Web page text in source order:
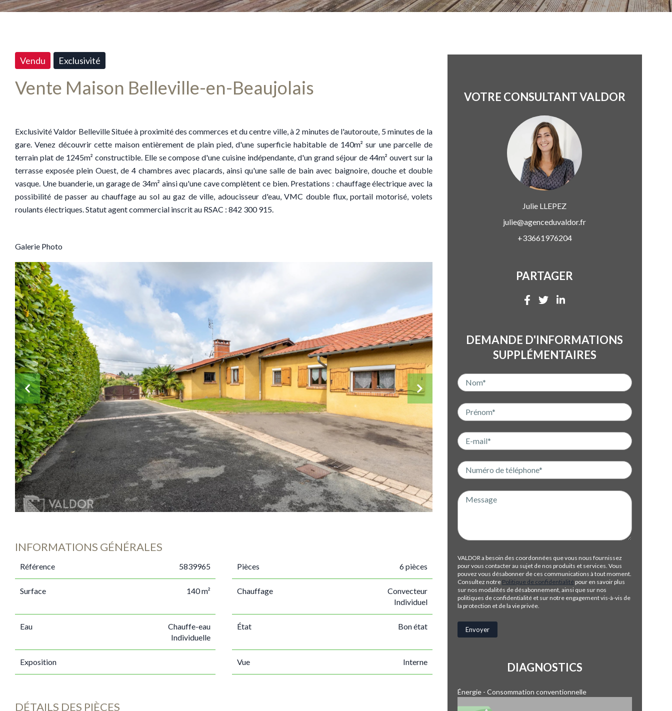
Vendu Exclusivité
Vente Maison Belleville-en-Beaujolais
Exclusivité Valdor Belleville Située à proximité des commerces et du centre ville, à 2 minutes de l'autoroute, 5 minutes de la
gare. Venez découvrir cette maison entièrement de plain pied, d'une superficie habitable de 140m² sur une parcelle de
terrain plat de 1245m² constructible. Elle se compose d'une cuisine indépendante, d'un grand séjour de 44m² ouvert sur la
terrasse exposée plein Ouest, de 4 chambres avec placards, ainsi qu'une salle de bain avec baignoire, douche et double
vasque. Une buanderie, un garage de 34m² ainsi qu'une cave complètent ce bien. Prestations : chauffage électrique avec la
possibilité de passer au chauffage au sol au gaz de ville, adoucisseur d'eau, VMC double flux, portail motorisé, volets
roulants électriques. Statut agent commercial inscrit au RSAC : 842 300 915.
Galerie Photo
INFORMATIONS GÉNÉRALES
Référence 5839965 Pièces 6 pièces
Surface 140 m² Chauffage
Convecteur
Individuel
Eau
Chauffe-eau
Individuelle
État Bon état
Exposition Vue Interne
DÉTAILS DES PIÈCES
VOTRE CONSULTANT VALDOR
Julie LLEPEZ
julie@agenceduvaldor.fr
+33661976204
PARTAGER
DEMANDE D'INFORMATIONS
SUPPLÉMENTAIRES
VALDOR a besoin des coordonnées que vous nous fournissez
pour vous contacter au sujet de nos produits et services. Vous
pouvez vous désabonner de ces communications à tout moment.
Consultez notre Politique de confidentialité pour en savoir plus
sur nos modalités de désabonnement, ainsi que sur nos
politiques de confidentialité et sur notre engagement vis-à-vis de
la protection et de la vie privée.
DIAGNOSTICS
Énergie - Consommation conventionnelle